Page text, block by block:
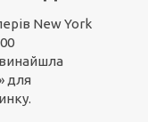
New York
для